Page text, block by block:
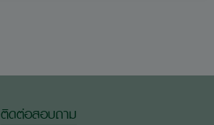
ติดต่อสอบถาม